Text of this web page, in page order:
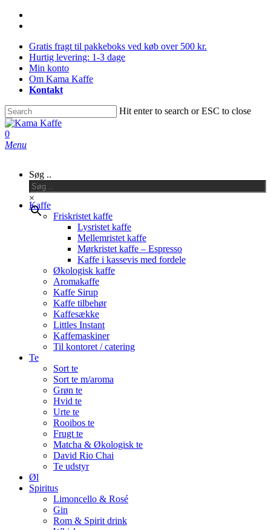
Skip
contentGratis fragt til pakkeboks ved køb over 500 kr.
Hurtig levering: 1-3 dage
Min konto
Om Kama Kaffe
Kontakt
Hit enter to search or ESC to close
Close
Search
0
Menu
Søg ..
×
Kaffe
Friskristet kaffe
Lysristet kaffe
Mellemristet kaffe
Mørkristet kaffe – Espresso
Kaffe i kassevis med fordele
Økologisk kaffe
Aromakaffe
Kaffe Sirup
Kaffe tilbehør
Kaffesække
Littles Instant
Kaffemaskiner
Til kontoret / catering
Te
Sort te
Sort te m/aroma
Grøn te
Hvid te
Urte te
Rooibos te
Frugt te
Matcha & Økologisk te
David Rio Chai
Te udstyr
Øl
Spiritus
Limoncello & Rosé
Gin
Rom & Spirit drink